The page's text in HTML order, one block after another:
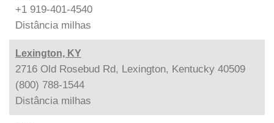
+1 919-401-4540
Distância milhas
Lexington, KY
2716 Old Rosebud Rd, Lexington, Kentucky 40509
(800) 788-1544
Distância milhas